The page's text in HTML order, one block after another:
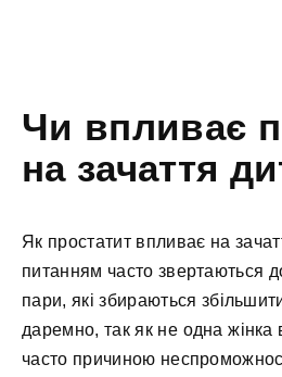
Чи впливає
на зачаття
Як простатит впливає на
питанням часто звертаються
пари, які збираються
даремно, так як не одна жінка
часто причиною